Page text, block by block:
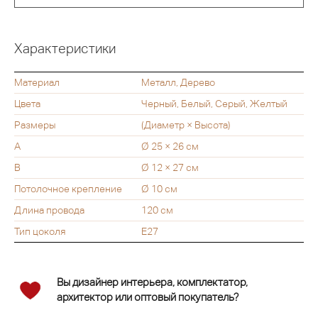
Характеристики
Материал
Металл, Дерево
Цвета
Черный, Белый, Серый, Желтый
Размеры
(Диаметр × Высота)
А
Ø 25 × 26 см
В
Ø 12 × 27 см
Потолочное крепление
Ø 10 см
Длина провода
120 см
Тип цоколя
E27
Вы дизайнер интерьера, комплектатор,
архитектор или оптовый покупатель?